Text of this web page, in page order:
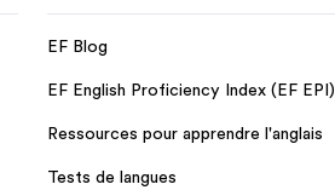
EF Blog
EF English Proficiency Index (EF EPI)
Ressources pour apprendre l'anglais
Tests de langues